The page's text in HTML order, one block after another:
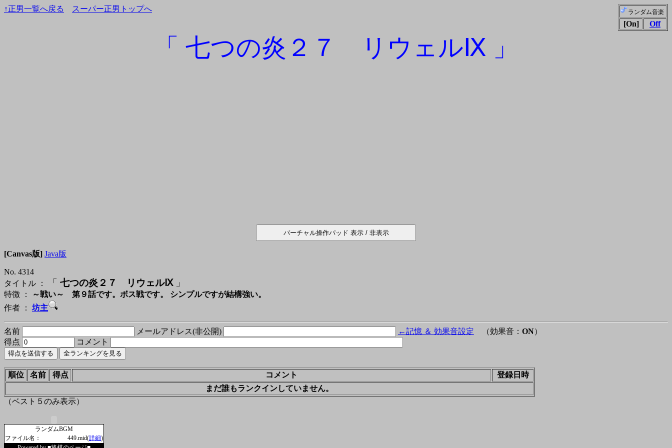
↑正男一覧へ戻る スーパー正男トップへ ランダム音楽
[On] Off
「 七つの炎２７ リウェルⅨ 」
[Canvas版] Java版
No. 4314
タイトル ：
「 七つの炎２７ リウェルⅨ」
特徴 ：
～戦い～ 第９話です。ボス戦です。 シンプルですが結構強い。
作者 ： 坊主
名前 メールアドレス(非公開) ←記憶 ＆ 効果音設定 （効果音： ON）
得点
コメント
順位 名前 得点 コメント
登録日時
まだ誰もランクインしていません。
（ベスト５のみ表示）
ランダムBGM
ファイル名：
449.mid(詳細)